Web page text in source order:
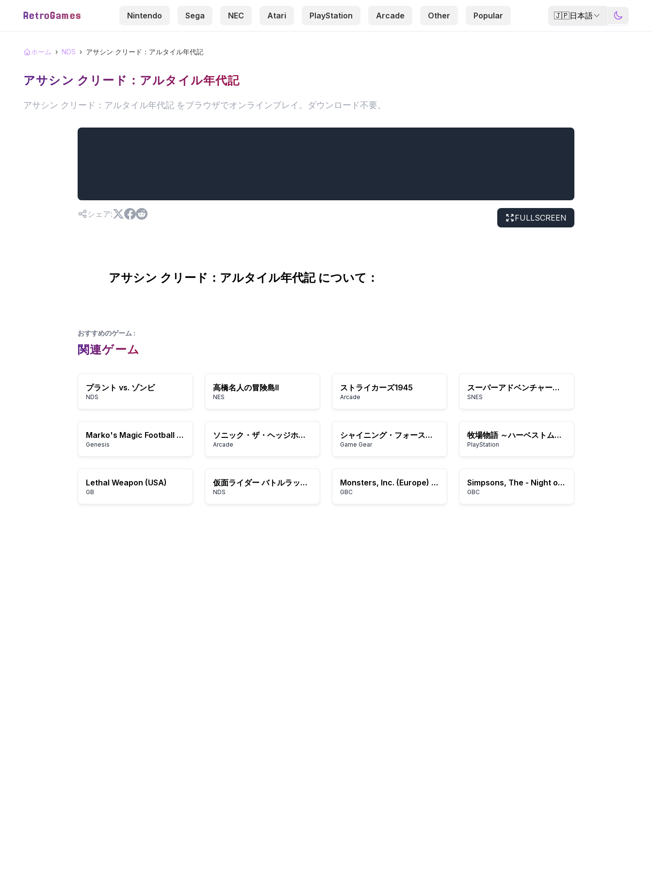
RetroGames Nintendo Sega NEC Atari PlayStation Arcade Other Popular 🇯🇵日本語
ホーム › NDS › アサシン クリード：アルタイル年代記
アサシン クリード：アルタイル年代記
アサシン クリード：アルタイル年代記 をブラウザでオンラインプレイ。ダウンロード不要。
シェア: FULLSCREEN
アサシン クリード：アルタイル年代記 について：
おすすめのゲーム :
関連ゲーム
プラント vs. ゾンビ
NDS
高橋名人の冒険島II
NES
ストライカーズ1945
Arcade
スーパーアドベンチャーアイランド
SNES
Marko's Magic Football (USA)
Genesis
ソニック・ザ・ヘッジホッグ
Arcade
シャイニング・フォース外伝 最終決戦
Game Gear
牧場物語 ～ハーベストムーン～
PlayStation
Lethal Weapon (USA)
GB
仮面ライダー バトルラッシュ
NDS
Monsters, Inc. (Europe) (En,Fr,It)
GBC
Simpsons, The - Night of the Living Treehouse of Horror (USA, Europe)
GBC